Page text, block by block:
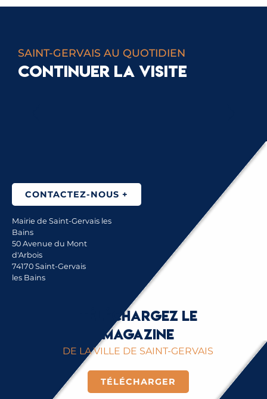
SAINT-GERVAIS AU QUOTIDIEN
CONTINUER LA VISITE
CONTACTEZ-NOUS +
Mairie de Saint-Gervais les
Bains
50 Avenue du Mont
d'Arbois
74170 Saint-Gervais
les Bains
Téléchargez le
magazine
DE LA VILLE DE SAINT-GERVAIS
TÉLÉCHARGER